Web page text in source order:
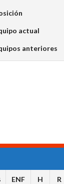
actual
anteriores
ENF H R